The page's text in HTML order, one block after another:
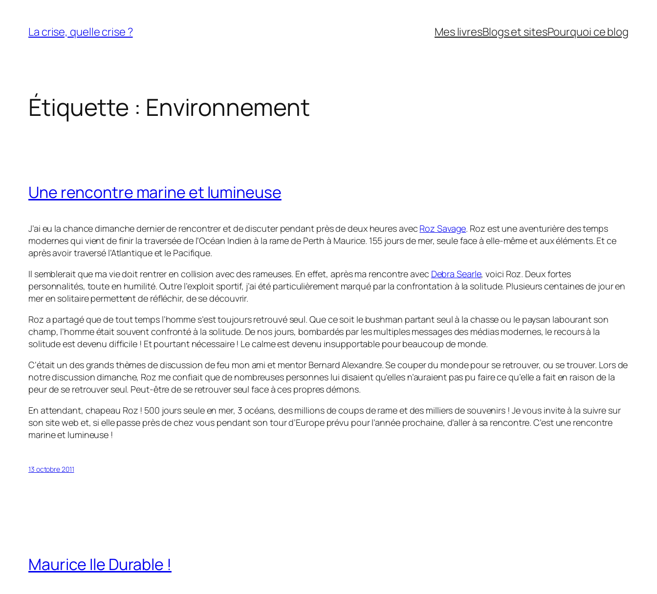
contenu
La crise, quelle crise ? Mes livresBlogs et sitesPourquoi ce blog
Étiquette : Environnement
Une rencontre marine et lumineuse
J’ai eu la chance dimanche dernier de rencontrer et de discuter pendant près de deux heures avec Roz Savage. Roz est une aventurière des temps
modernes qui vient de finir la traversée de l’Océan Indien à la rame de Perth à Maurice. 155 jours de mer, seule face à elle-même et aux éléments. Et ce
après avoir traversé l’Atlantique et le Pacifique.
Il semblerait que ma vie doit rentrer en collision avec des rameuses. En effet, après ma rencontre avec Debra Searle, voici Roz. Deux fortes
personnalités, toute en humilité. Outre l’exploit sportif, j’ai été particulièrement marqué par la confrontation à la solitude. Plusieurs centaines de jour en
mer en solitaire permettent de réfléchir, de se découvrir.
Roz a partagé que de tout temps l’homme s’est toujours retrouvé seul. Que ce soit le bushman partant seul à la chasse ou le paysan labourant son
champ, l’homme était souvent confronté à la solitude. De nos jours, bombardés par les multiples messages des médias modernes, le recours à la
solitude est devenu difficile ! Et pourtant nécessaire ! Le calme est devenu insupportable pour beaucoup de monde.
C’était un des grands thèmes de discussion de feu mon ami et mentor Bernard Alexandre. Se couper du monde pour se retrouver, ou se trouver. Lors de
notre discussion dimanche, Roz me confiait que de nombreuses personnes lui disaient qu’elles n’auraient pas pu faire ce qu’elle a fait en raison de la
peur de se retrouver seul. Peut-être de se retrouver seul face à ces propres démons.
En attendant, chapeau Roz ! 500 jours seule en mer, 3 océans, des millions de coups de rame et des milliers de souvenirs ! Je vous invite à la suivre sur
son site web et, si elle passe près de chez vous pendant son tour d’Europe prévu pour l’année prochaine, d’aller à sa rencontre. C’est une rencontre
marine et lumineuse !
13 octobre 2011
Maurice Ile Durable !